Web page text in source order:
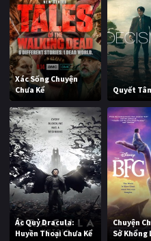
Xác Sống Chuyện
Chưa Kể
Quyết
Ác Quỷ Dracula:
Huyền Thoại Chưa Kể
Chuyện
Sở Khổng